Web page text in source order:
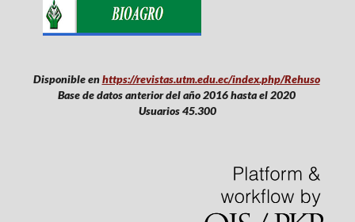
Disponible enhttps://revistas.utm.edu.ec/index.php/Rehuso
Base de datos anterior del año 2016 hasta el 2020
Usuarios 45.300